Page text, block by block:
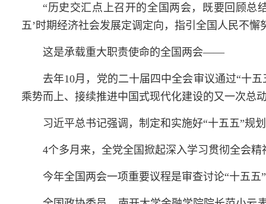
“历史交汇点上召开的全国 两会 ，既要回顾总
五’时期经济社会发展定调定向，指引全国人民不
这是承载重大职责使命的全国 两会——
去年10月，党的二十届四中全会审议通过“十
乘势而上、接续推进中国式现代化建设的又一次总
习近平总书记强调，制定和实施好“十五五”规
4个多月来，全党全国掀起深入学习贯彻全会
今年全国 两会一项重要议程是审查讨论“十五